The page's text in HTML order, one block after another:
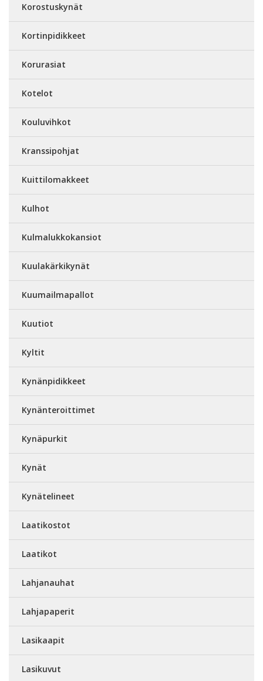
Korostuskynät
Kortinpidikkeet
Korurasiat
Kotelot
Kouluvihkot
Kranssipohjat
Kuittilomakkeet
Kulhot
Kulmalukkokansiot
Kuulakärkikynät
Kuumailmapallot
Kuutiot
Kyltit
Kynänpidikkeet
Kynänteroittimet
Kynäpurkit
Kynät
Kynätelineet
Laatikostot
Laatikot
Lahjanauhat
Lahjapaperit
Lasikaapit
Lasikuvut